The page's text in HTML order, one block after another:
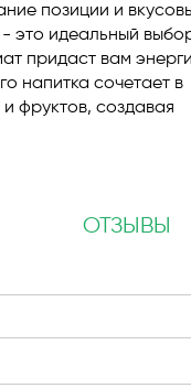
позиции и
это идеальный
придаст вам
напитка сочетает в
фруктов, создавая
ОТЗЫВЫ